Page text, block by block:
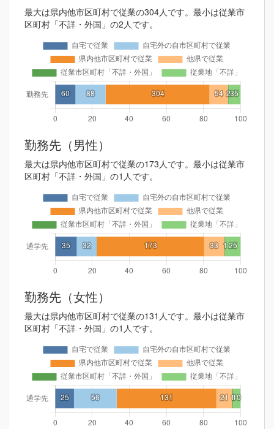
最大は県内他市区町村で従業の304人です。最小は従業市
区町村「不詳・外国」の2人です。
勤務先（男性）
最大は県内他市区町村で従業の173人です。最小は従業市
区町村「不詳・外国」の1人です。
勤務先（女性）
最大は県内他市区町村で従業の131人です。最小は従業市
区町村「不詳・外国」の1人です。